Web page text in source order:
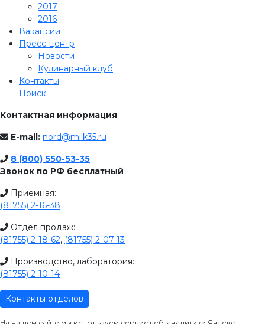
2017
2016
Вакансии
Пресс-центр
Новости
Кулинарный клуб
Контакты
Поиск
Контактная информация
E-mail: nord@milk35.ru
8 (800) 550-53-35
Звонок по РФ бесплатный
Приемная:
(81755) 2-16-38
Отдел продаж:
(81755) 2-18-62, (81755) 2-07-13
Производство, лаборатория:
(81755) 2-10-14
Контакты отделов